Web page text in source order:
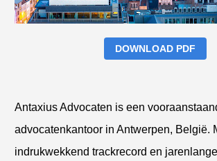
DOWNLOAD PDF
Antaxius Advocaten is een
advocatenkantoor in Antwerpen, België.
indrukwekkend trackrecord en